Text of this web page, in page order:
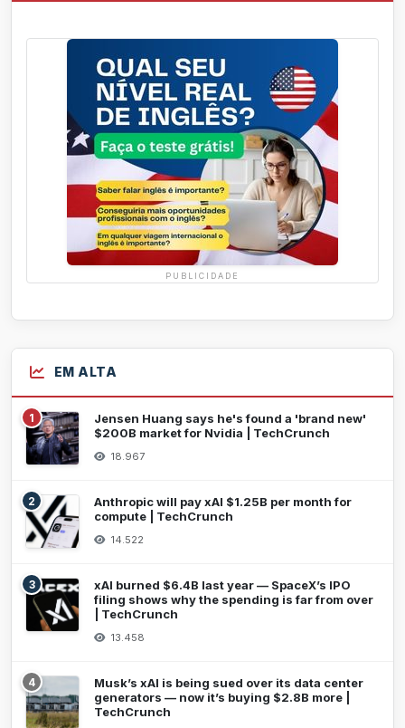
PUBLICIDADE
EM ALTA
1
Jensen Huang says he's found a 'brand new'
$200B market for Nvidia | TechCrunch
18.967
2
Anthropic will pay xAI $1.25B per month for
compute | TechCrunch
14.522
3
xAI burned $6.4B last year — SpaceX’s IPO
filing shows why the spending is far from over
| TechCrunch
13.458
4
Musk’s xAI is being sued over its data center
generators — now it’s buying $2.8B more |
TechCrunch